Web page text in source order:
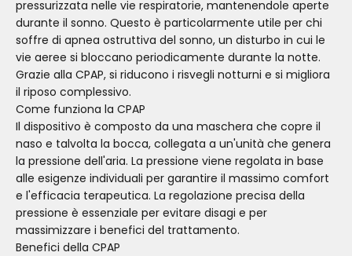
pressurizzata nelle vie respiratorie, mantenendole aperte
durante il sonno. Questo è particolarmente utile per chi
soffre di apnea ostruttiva del sonno, un disturbo in cui le
vie aeree si bloccano periodicamente durante la notte.
Grazie alla CPAP, si riducono i risvegli notturni e si migliora
il riposo complessivo.
Come funziona la CPAP
Il dispositivo è composto da una maschera che copre il
naso e talvolta la bocca, collegata a un'unità che genera
la pressione dell'aria. La pressione viene regolata in base
alle esigenze individuali per garantire il massimo comfort
e l'efficacia terapeutica. La regolazione precisa della
pressione è essenziale per evitare disagi e per
massimizzare i benefici del trattamento.
Benefici della CPAP